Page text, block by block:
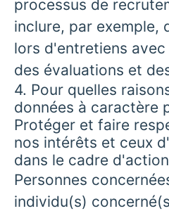
processus de
inclure, par exemple,
lors d'entretiens
des évaluations et
4. Pour quelles
données à caractère
Protéger et faire
nos intérêts et ceux
dans le cadre
Personnes
individu(s)